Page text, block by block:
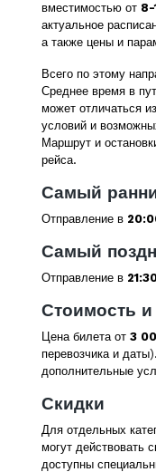
вместимостью от 8-
актуальное
а также цены и
Всего по этому
Среднее время в
может отличаться
условий и
Маршрут и
рейса.
Самый
Отправление в
Самый
Отправление в
Стоимость и
Цена билета от 3
перевозчика и
дополнительные
Скидки
Для отдельных
могут действовать
доступны